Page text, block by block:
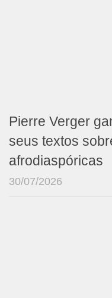
Pierre Verger
seus textos
afrodiaspóricas
30/07/2026